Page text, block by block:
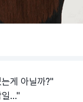
게 아닐까?"
..."